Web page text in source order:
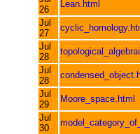
26
Lean.html
Jul
27
Jul
28
Jul
28
Jul
29
Moore_space.html
Jul
30